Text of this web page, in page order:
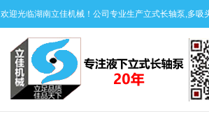
欢迎光临湖南立佳机械！公司专业生产立式长轴泵,多